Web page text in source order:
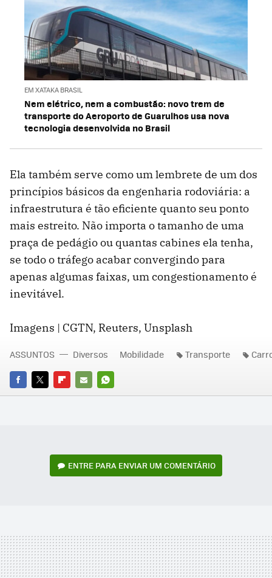
EM XATAKA BRASIL
Nem elétrico, nem a combustão: novo trem de
transporte do Aeroporto de Guarulhos usa nova
tecnologia desenvolvida no Brasil
Ela também serve como um lembrete de um dos
princípios básicos da engenharia rodoviária: a
infraestrutura é tão eficiente quanto seu ponto
mais estreito. Não importa o tamanho de uma
praça de pedágio ou quantas cabines ela tenha,
se todo o tráfego acabar convergindo para
apenas algumas faixas, um congestionamento é
inevitável.
Imagens | CGTN, Reuters, Unsplash
FACEBOOK
TWITTERFLIPBOARD
E-
WHATSAPP
ASSUNTOS Diversos Mobilidade Transporte
ENTRE PARA ENVIAR UM COMENTÁRIO